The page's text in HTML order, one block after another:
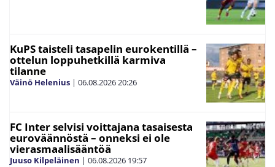
KuPS taisteli tasapelin eurokentillä –
ottelun loppuhetkillä karmiva
tilanne
Väinö Helenius | 06.08.202620:26
FC Inter selvisi voittajana tasaisesta
euroväännöstä – onneksi ei ole
vierasmaalisääntöä
Juuso Kilpeläinen | 06.08.2026 19:57